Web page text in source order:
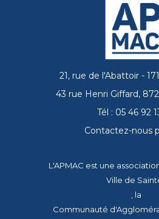
21, rue de l'Abattoir -
43 rue Henri Giffard,
Tél : 05 46 92
Contactez-nous
L'APMAC est une
Ville de
, la
Communauté